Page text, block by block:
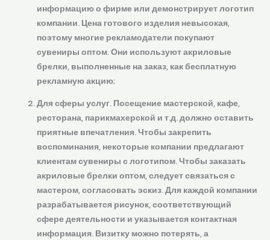
информацию о фирме или демонстрирует логотип
компании. Цена готового изделия невысокая,
поэтому многие рекламодатели покупают
сувениры оптом. Они используют акриловые
брелки, выполненные на заказ, как бесплатную
рекламную акцию;
Для сферы услуг. Посещение мастерской, кафе,
ресторана, парикмахерской и т.д. должно оставить
приятные впечатления. Чтобы закрепить
воспоминания, некоторые компании предлагают
клиентам сувениры с логотипом. Чтобы заказать
акриловые брелки оптом, следует связаться с
мастером, согласовать эскиз. Для каждой компании
разрабатывается рисунок, соответствующий
сфере деятельности и указывается контактная
информация. Визитку можно потерять, а